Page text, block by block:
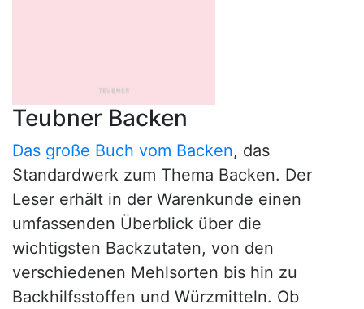
Teubner Backen
Das große Buch vom Backen, das
Standardwerk zum Thema Backen. Der
Leser erhält in der Warenkunde einen
umfassenden Überblick über die
wichtigsten Backzutaten, von den
verschiedenen Mehlsorten bis hin zu
Backhilfsstoffen und Würzmitteln. Ob